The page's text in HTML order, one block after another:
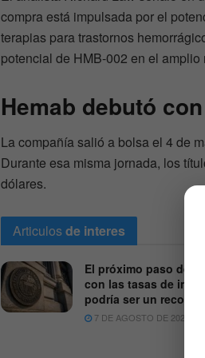
compra está impulsada por el
terapias para trastornos
potencial de HMB-002 en el
Hemab debutó
La compañía salió a bolsa el 4 de
Durante esa misma jornada, los
dólares.
Articulosde interes
El próximo paso de la
con las tasas de
podría ser un recorte
7 DE AGOSTO DE 2026